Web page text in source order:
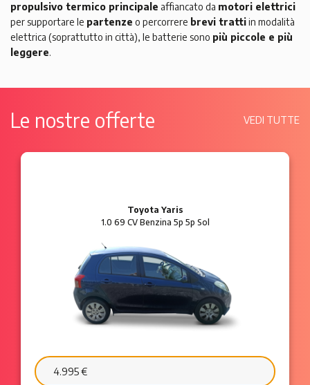
propulsivo termico principale affiancato da motori elettrici
per supportare le partenze o percorrere brevi trattiin modalità
elettrica (soprattutto in città), le batterie sono più piccole e più
leggere.
Le nostre offerte VEDI TUTTE
Ford Ka
1.2 8V 69 CV Benzina 3p Plus
6.595 €